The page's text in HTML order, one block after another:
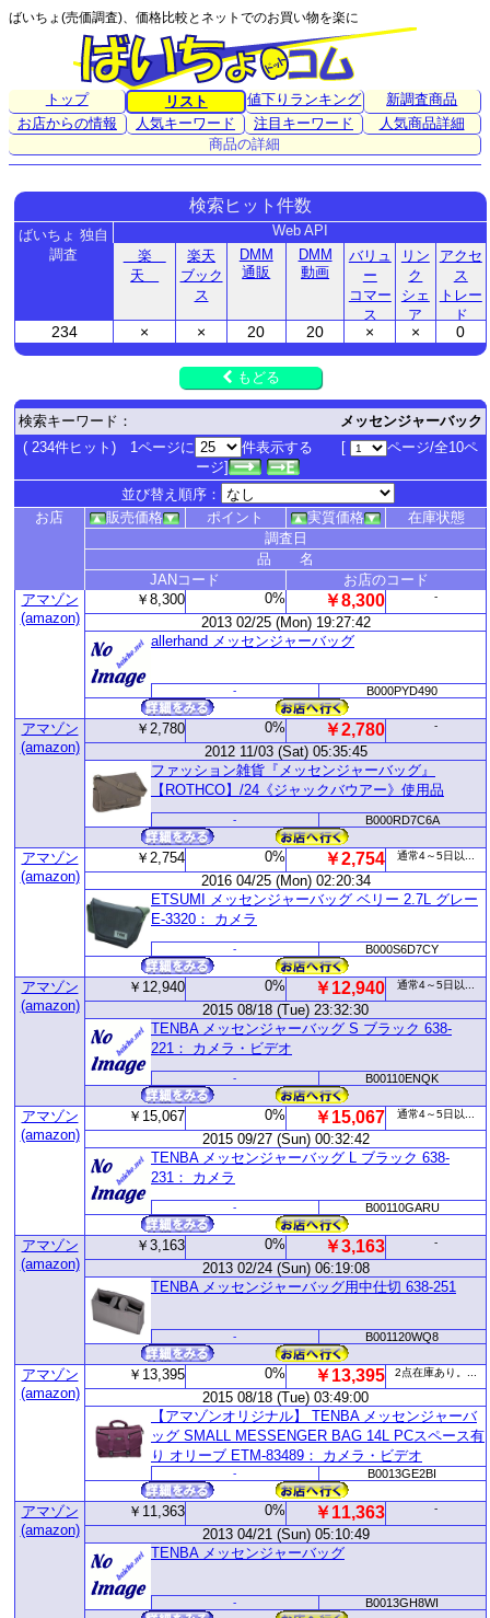
ばいちょ(売価調査)、価格比較とネットでのお買い物を楽に
トップ リスト 値下りランキング
新調査商品
お店からの情報
人気キーワード 注目キーワード
人気商品詳細
商品の詳細
検索ヒット件数
ばいちょ 独自
調査
234
Web API
楽
天
×
楽天
ブック
ス
×
DMM
通販
20
DMM
動画
20
バリュ
ー
コマー
ス
×
リン
ク
シェ
ア
×
アクセ
ス
トレー
ド
0
もどる
検索キーワード：
メッセンジャーバック
( 234件ヒット) 1ページに
件表示する [
ページ/全10ペ
ージ]
並び替え順序：
お店
販売価格 ポイント 実質価格
在庫状態
調査日
品 名
JANコード
お店のコード
アマゾン
(amazon)
￥8,300 0% ￥8,300 -
2013 02/25 (Mon) 19:27:42
allerhand メッセンジャーバッグ
- B000PYD490
アマゾン
(amazon)
￥2,780 0% ￥2,780 -
2012 11/03 (Sat) 05:35:45
ファッション雑貨『メッセンジャーバッグ』
【ROTHCO】/24《ジャックバウアー》使用品
- B000RD7C6A
アマゾン
(amazon)
￥2,754 0% ￥2,754 通常4～5日以...
2016 04/25 (Mon) 02:20:34
ETSUMI メッセンジャーバッグ ベリー 2.7L グレー
E-3320： カメラ
- B000S6D7CY
アマゾン
(amazon)
￥12,940 0% ￥12,940 通常4～5日以...
2015 08/18 (Tue) 23:32:30
TENBA メッセンジャーバッグ S ブラック 638-
221： カメラ・ビデオ
- B00110ENQK
アマゾン
(amazon)
￥15,067 0% ￥15,067 通常4～5日以...
2015 09/27 (Sun) 00:32:42
TENBA メッセンジャーバッグ L ブラック 638-
231： カメラ
- B00110GARU
アマゾン
(amazon)
￥3,163 0% ￥3,163 -
2013 02/24 (Sun) 06:19:08
TENBA メッセンジャーバッグ用中仕切 638-251
- B001120WQ8
アマゾン
(amazon)
￥13,395 0% ￥13,395 2点在庫あり。...
2015 08/18 (Tue) 03:49:00
【アマゾンオリジナル】 TENBA メッセンジャーバ
ッグ SMALL MESSENGER BAG 14L PCスペース有
り オリーブ ETM-83489： カメラ・ビデオ
- B0013GE2BI
アマゾン
(amazon)
￥11,363 0% ￥11,363 -
2013 04/21 (Sun) 05:10:49
TENBA メッセンジャーバッグ
- B0013GH8WI